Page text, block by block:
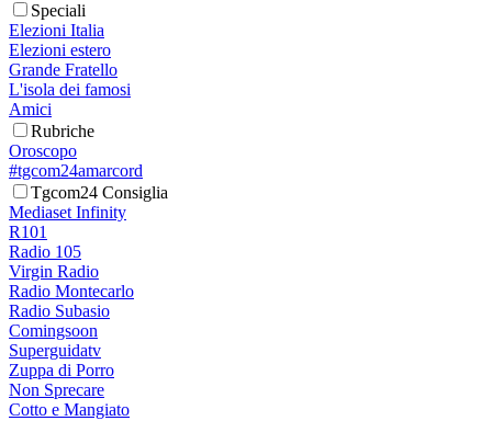
Speciali
Elezioni Italia
Elezioni estero
Grande Fratello
L'isola dei famosi
Amici
Rubriche
Oroscopo
#tgcom24amarcord
Tgcom24 Consiglia
Mediaset Infinity
R101
Radio 105
Virgin Radio
Radio Montecarlo
Radio Subasio
Comingsoon
Superguidatv
Zuppa di Porro
Non Sprecare
Cotto e Mangiato